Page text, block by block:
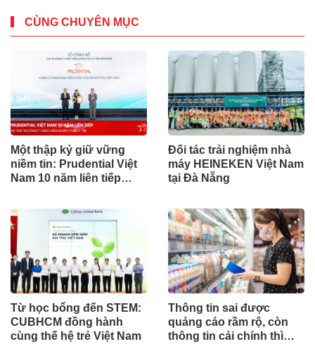
CÙNG CHUYÊN MỤC
Một thập kỷ giữ vững
niềm tin: Prudential Việt
Nam 10 năm liên tiếp
Top 10 Công ty Bảo hiểm
uy tín năm 2026
Đối tác trải nghiệm nhà
máy HEINEKEN Việt Nam
tại Đà Nẵng
Từ học bổng đến STEM:
CUBHCM đồng hành
cùng thế hệ trẻ Việt Nam
Thông tin sai được
quảng cáo rầm rộ, còn
thông tin cải chính thì